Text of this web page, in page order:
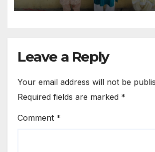
Leave a Reply
Your email address will not be
Required fields are marked *
Comment *